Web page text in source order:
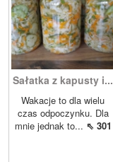
Sałatka z kapusty i...
Wakacje to dla wielu
czas odpoczynku. Dla
mnie jednak to... ⇖ 301